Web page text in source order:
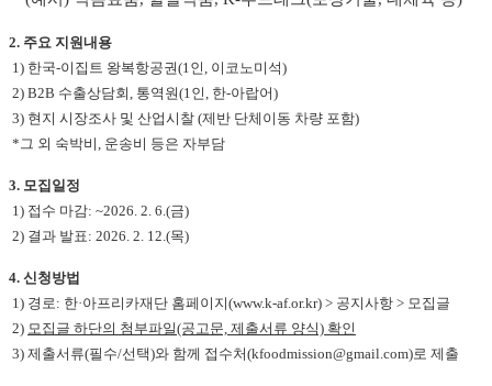
2. 주요 지원내용
1) 한국-이집트 왕복항공권(1인, 이코노미석)
2) B2B 수출상담회, 통역원(1인, 한-아랍어)
3) 현지 시장조사 및 산업시찰 (제반 단체이동 차량 포함)
*그 외 숙박비, 운송비 등은 자부담
3. 모집일정
1) 접수 마감: ~2026. 2. 6.(금)
2) 결과 발표: 2026. 2. 12.(목)
4. 신청방법
1) 경로: 한·아프리카재단 홈페이지(www.k-af.or.kr) > 공지사항 > 모집글
2) 모집글 하단의 첨부파일(공고문, 제출서류 양식) 확인
3) 제출서류(필수/선택)와 함께 접수처(kfoodmission@gmail.com)로 제출